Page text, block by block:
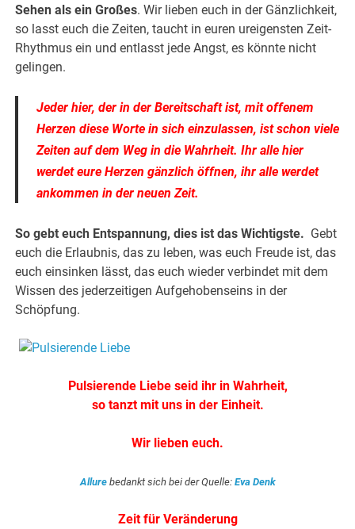
Sehen als ein Großes. Wir lieben euch in der Gänzlichkeit,
so lasst euch die Zeiten, taucht in euren ureigensten Zeit-
Rhythmus ein und entlasst jede Angst, es könnte nicht
gelingen.
Jeder hier, der in der Bereitschaft ist, mit offenem
Herzen diese Worte in sich einzulassen, ist schon viele
Zeiten auf dem Weg in die Wahrheit. Ihr alle hier
werdet eure Herzen gänzlich öffnen, ihr alle werdet
ankommen in der neuen Zeit.
So gebt euch Entspannung, dies ist das Wichtigste. Gebt
euch die Erlaubnis, das zu leben, was euch Freude ist, das
euch einsinken lässt, das euch wieder verbindet mit dem
Wissen des jederzeitigen Aufgehobenseins in der
Schöpfung.
Pulsierende Liebe seid ihr in Wahrheit,
so tanzt mit uns in der Einheit.
Wir lieben euch.
Allurebedankt sich bei der Quelle: Eva Denk
Zeit für Veränderung